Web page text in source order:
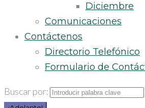
Diciembre
Comunicaciones
Contáctenos
Directorio Telefónico
Formulario de
Buscar por: